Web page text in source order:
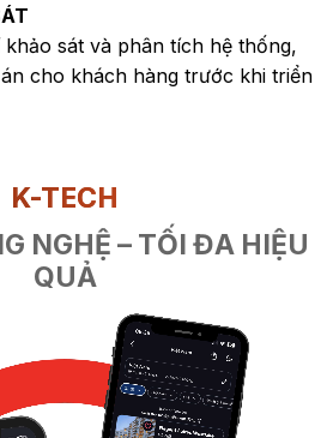
sát và phân tích hệ thống,
cho khách hàng trước khi triển
K-TECH
NGHỆ – TỐI ĐA HIỆU
QUẢ